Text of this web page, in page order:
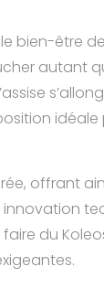
bien-être
autant
offrant
du